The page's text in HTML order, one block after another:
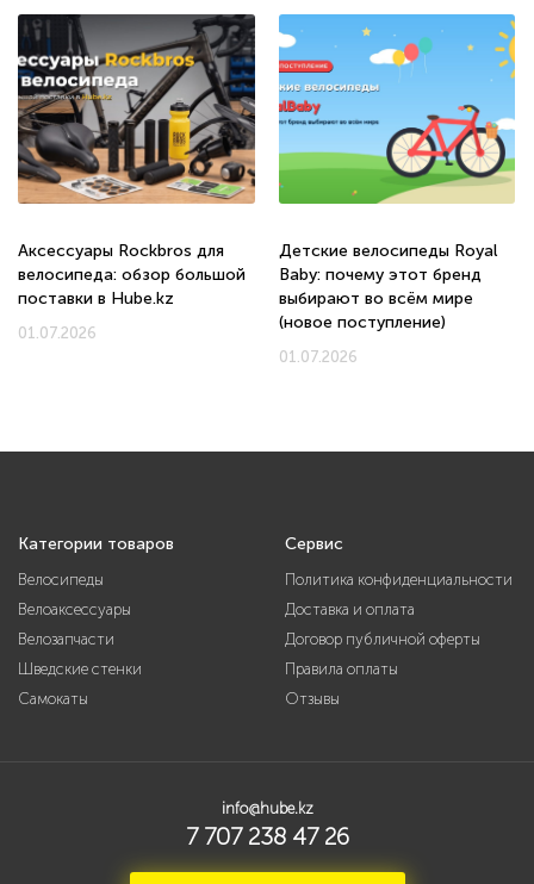
Аксессуары Rockbros для
велосипеда: обзор большой
поставки в Hube.kz
01.07.2026
Детские велосипеды Royal
Baby: почему этот бренд
выбирают во всём мире
(новое поступление)
01.07.2026
Категории товаров
Велосипеды
Велоаксессуары
Велозапчасти
Шведские стенки
Самокаты
Сервис
Политика конфиденциальности
Доставка и оплата
Договор публичной оферты
Правила оплаты
Отзывы
info@hube.kz
7 707 238 47 26